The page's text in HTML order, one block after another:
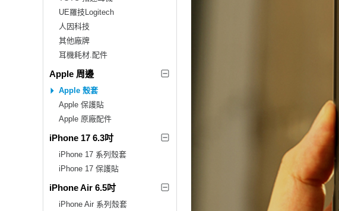
UE羅技Logitech
人因科技
其他廠牌
耳機耗材.配件
Apple 周邊
Apple 殼套
Apple 保護貼
Apple 原廠配件
iPhone 17 6.3吋
iPhone 17 系列殼套
iPhone 17 保護貼
iPhone Air 6.5吋
iPhone Air 系列殼套